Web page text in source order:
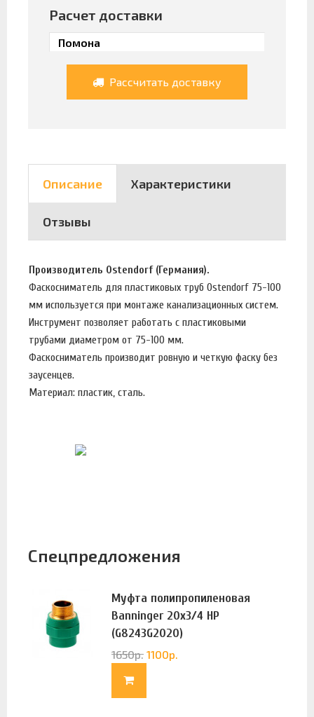
Расчет доставки
Рассчитать доставку
Описание Характеристики
Отзывы
Производитель Ostendorf (Германия).
Фаскосниматель для пластиковых труб Ostendorf 75-100
мм используется при монтаже канализационных систем.
Инструмент позволяет работать с пластиковыми
трубами диаметром от 75-100 мм.
Фаскосниматель производит ровную и четкую фаску без
заусенцев.
Материал: пластик, сталь.
Спецпредложения
Муфта полипропиленовая
Banninger 20х3/4 НР
(G8243G2020)
1650р. 1100р.